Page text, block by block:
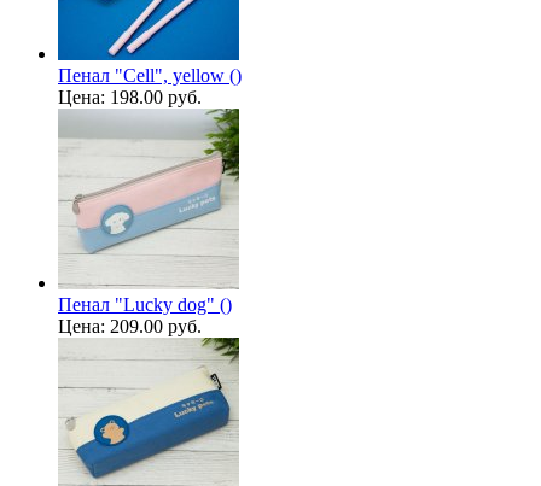
Пенал "Cell", yellow ()
Цена: 198.00 руб.
Пенал "Lucky dog" ()
Цена: 209.00 руб.